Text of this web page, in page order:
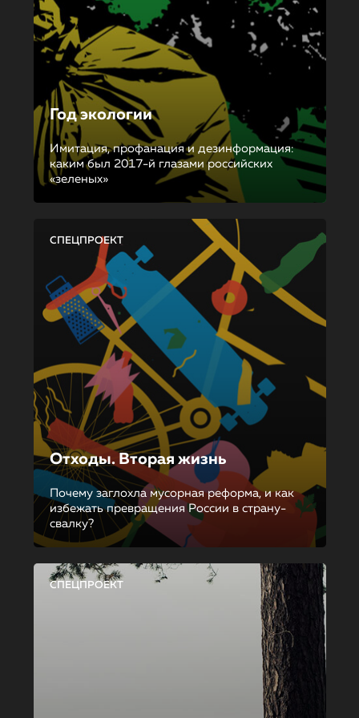
Год экологии
Имитация, профанация и дезинформация:
каким был 2017-й глазами российских
«зеленых»
СПЕЦПРОЕКТ
Отходы. Вторая жизнь
Почему заглохла мусорная реформа, и как
избежать превращения России в страну-
свалку?
СПЕЦПРОЕКТ